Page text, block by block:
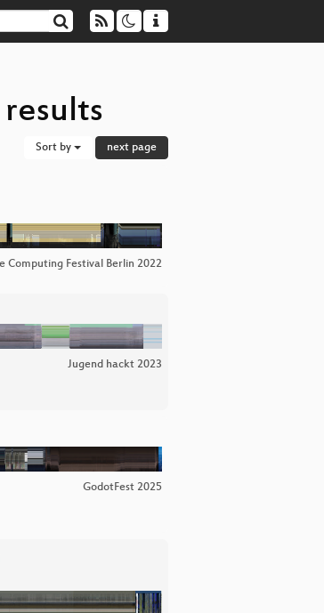
Sort by next page
Computing Festival Berlin 2022
Jugend hackt 2023
GodotFest 2025